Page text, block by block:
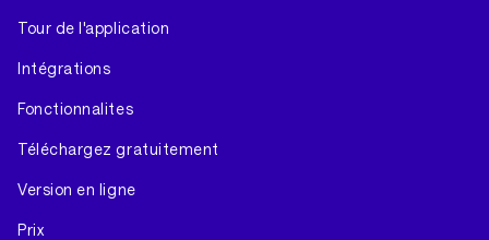
Tour de l'application
Intégrations
Fonctionnalites
Téléchargez gratuitement
Version en ligne
Prix